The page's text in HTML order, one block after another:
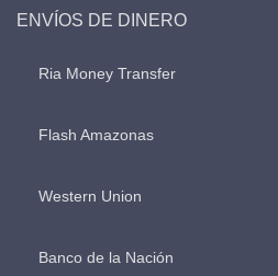
ENVÍOS DE DINERO
Ria Money Transfer
Flash Amazonas
Western Union
Banco de la Nación